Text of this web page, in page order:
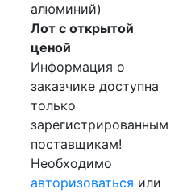
алюминий)
Лот с открытой
ценой
Информация о
заказчике доступна
только
зарегистрированным
поставщикам!
Необходимо
авторизоваться или